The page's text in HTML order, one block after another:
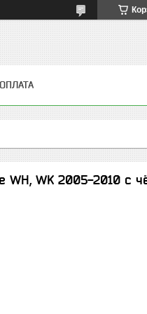
WK 2005-2010 с